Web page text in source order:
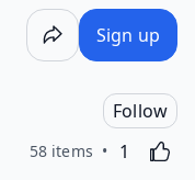
Sign up
Follow
58 items 1
Like